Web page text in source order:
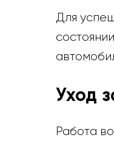
Для
Уход
Работа